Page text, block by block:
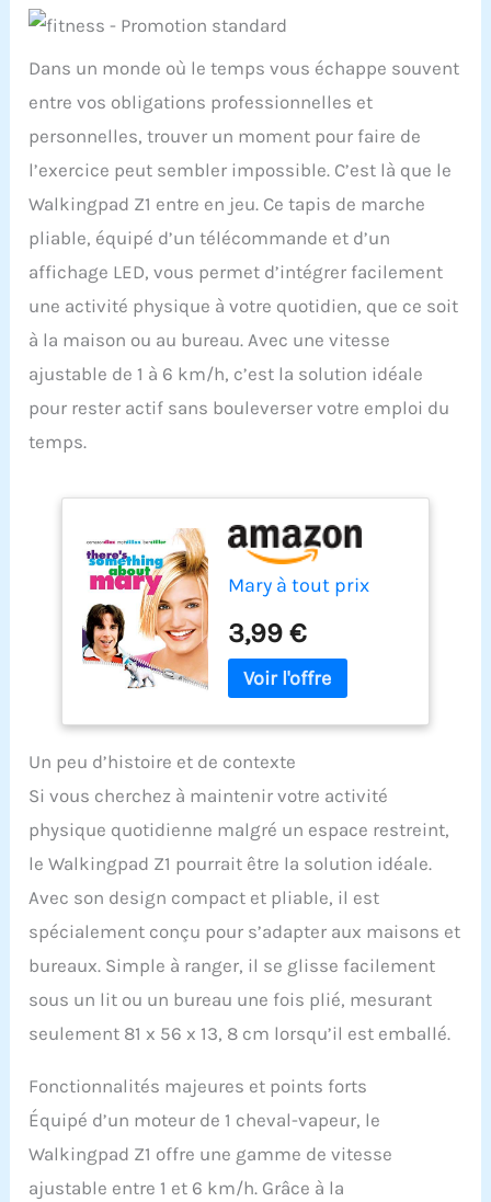
Dans un monde où le temps vous échappe souvent
entre vos obligations professionnelles et
personnelles, trouver un moment pour faire de
l’exercice peut sembler impossible. C’est là que le
Walkingpad Z1 entre en jeu. Ce tapis de marche
pliable, équipé d’un télécommande et d’un
affichage LED, vous permet d’intégrer facilement
une activité physique à votre quotidien, que ce soit
à la maison ou au bureau. Avec une vitesse
ajustable de 1 à 6 km/h, c’est la solution idéale
pour rester actif sans bouleverser votre emploi du
temps.
Mary à tout prix
3,99 €
Un peu d’histoire et de contexte
Si vous cherchez à maintenir votre activité
physique quotidienne malgré un espace restreint,
le Walkingpad Z1 pourrait être la solution idéale.
Avec son design compact et pliable, il est
spécialement conçu pour s’adapter aux maisons et
bureaux. Simple à ranger, il se glisse facilement
sous un lit ou un bureau une fois plié, mesurant
seulement 81 x 56 x 13, 8 cm lorsqu’il est emballé.
Fonctionnalités majeures et points forts
Équipé d’un moteur de 1 cheval-vapeur, le
Walkingpad Z1 offre une gamme de vitesse
ajustable entre 1 et 6 km/h. Grâce à la